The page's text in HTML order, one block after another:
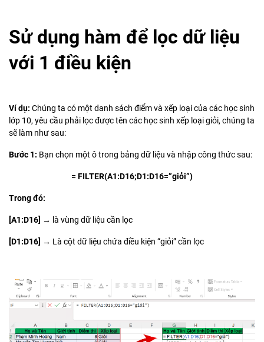
Sử dụng hàm để lọc dữ liệu
với 1 điều kiện
Ví dụ: Chúng ta có một danh sách điểm và xếp loại của các học sinh
lớp 10, yêu cầu phải lọc được tên các học sinh xếp loại giỏi, chúng ta
sẽ làm như sau:
Bước 1: Bạn chọn một ô trong bảng dữ liệu và nhập công thức sau:
= FILTER(A1:D16;D1:D16=”giỏi”)
Trong đó:
[A1:D16] → là vùng dữ liệu cần lọc
[D1:D16] → Là cột dữ liệu chứa điều kiện “giỏi” cần lọc